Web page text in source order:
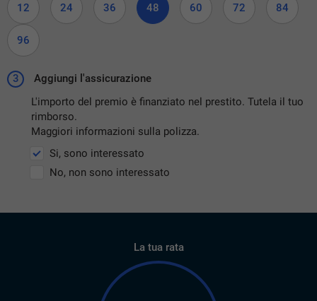
12 24 36 48 60 72 84
96
3
Aggiungi l'assicurazione
L'importo del premio è finanziato nel prestito. Tutela il tuo
rimborso.
Maggiori informazioni sulla polizza.
Si, sono interessato
No, non sono interessato
La tua rata